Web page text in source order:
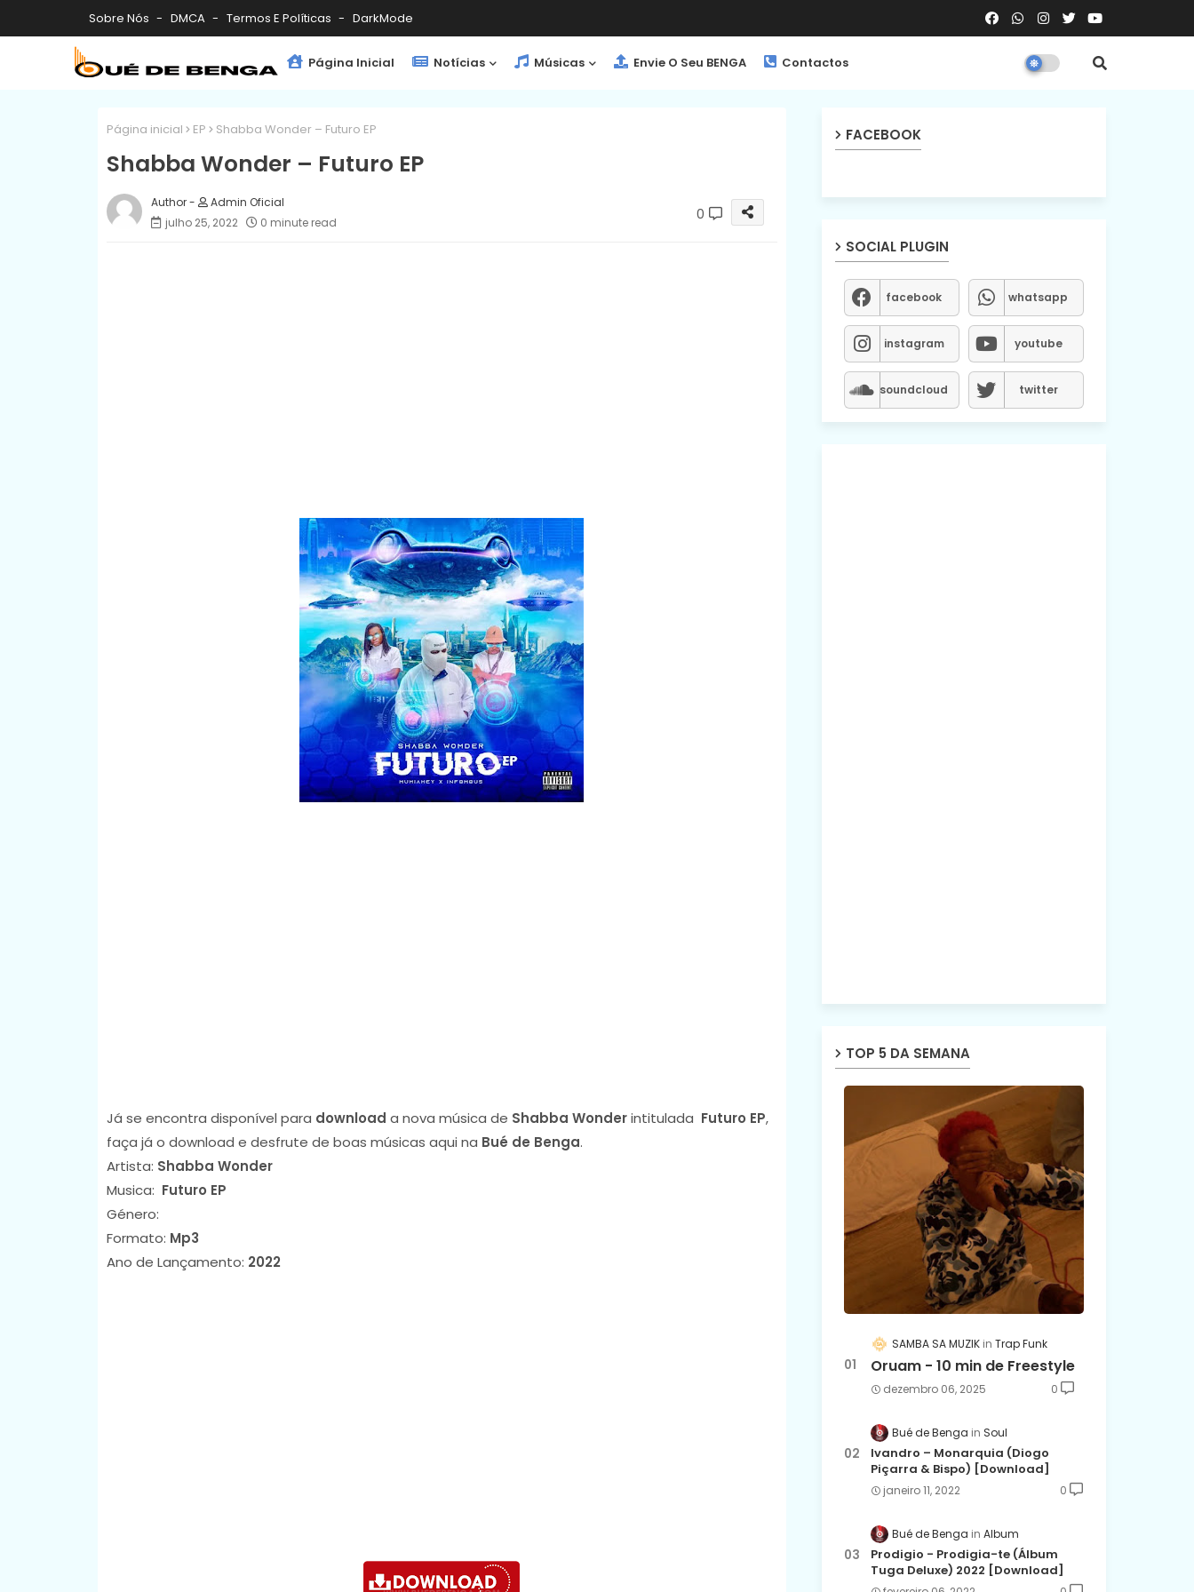
Sobre Nós DMCA Termos E Políticas DarkMode
Página Inicial Notícias Músicas Envie O Seu BENGA Contactos
Página inicial EP Shabba Wonder – Futuro EP
Shabba Wonder – Futuro EP
Admin Oficial
julho 25, 2022
0 minute read 0
Já se encontra disponível para download a nova música de Shabba Wonderintitulada Futuro EP,
faça já o download e desfrute de boas músicas aqui na Bué de Benga.
Artista: Shabba Wonder
Musica: Futuro EP
Género:
Formato: Mp3
Ano de Lançamento: 2022
FACEBOOK
SOCIAL PLUGIN
facebook whatsapp
instagram youtube
soundcloud twitter
TOP 5 DA SEMANA
SAMBA SA MUZIK Trap Funk
Oruam - 10 min de Freestyle
dezembro 06, 2025 0
Bué de Benga Soul
Ivandro – Monarquia (Diogo
Piçarra & Bispo) [Download]
janeiro 11, 2022 0
Bué de Benga Album
Prodigio - Prodigia-te (Álbum
Tuga Deluxe) 2022 [Download]